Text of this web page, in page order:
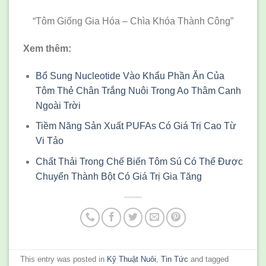
“Tôm Giống Gia Hóa – Chìa Khóa Thành Công”
Xem thêm:
Bổ Sung Nucleotide Vào Khẩu Phần Ăn Của
Tôm Thẻ Chân Trắng Nuôi Trong Ao Thâm Canh
Ngoài Trời
Tiềm Năng Sản Xuất PUFAs Có Giá Trị Cao Từ
Vi Tảo
Chất Thải Trong Chế Biến Tôm Sú Có Thể Được
Chuyển Thành Bột Có Giá Trị Gia Tăng
This entry was posted in Kỹ Thuật Nuôi,Tin Tức and tagged